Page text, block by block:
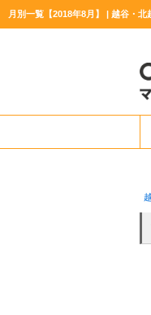
月別一覧【2018年8月】 | 越谷・